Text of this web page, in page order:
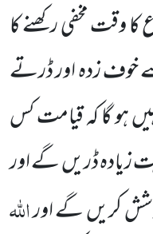
کا وقتمخفی رکھنے کا
زدہ اور ڈرتے
ہو گا کہ قیامت کس
زیادہ ڈریں گے اور
کریں گے اوراللہ